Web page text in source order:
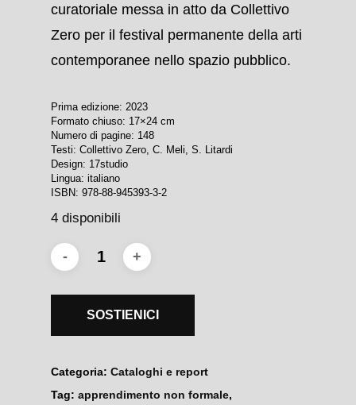
curatoriale messa in atto da Collettivo
Zero per il festival permanente della arti
contemporanee nello spazio pubblico.
Prima edizione: 2023
Formato chiuso: 17×24 cm
Numero di pagine: 148
Testi: Collettivo Zero, C. Meli, S. Litardi
Design: 17studio
Lingua: italiano
ISBN: 978-88-945393-3-2
4 disponibili
SOSTIENICI
Categoria: Cataloghi e report
Tag: apprendimento non formale,